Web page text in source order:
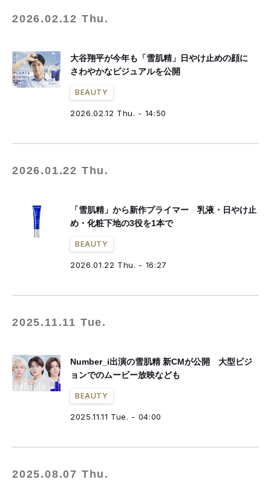
2026.02.12 Thu.
大谷翔平が今年も「雪肌精」日やけ止めの顔に
さわやかなビジュアルを公開
BEAUTY
2026.02.12 Thu. - 14:50
2026.01.22 Thu.
「雪肌精」から新作プライマー 乳液・日やけ止
め・化粧下地の3役を1本で
BEAUTY
2026.01.22 Thu. - 16:27
2025.11.11 Tue.
Number_i出演の雪肌精 新CMが公開 大型ビジ
ョンでのムービー放映なども
BEAUTY
2025.11.11 Tue. - 04:00
2025.08.07 Thu.